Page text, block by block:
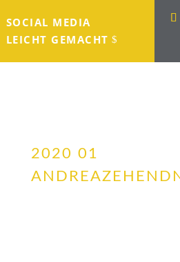
SOCIAL MEDIA
LEICHT GEMACHT
2020 01